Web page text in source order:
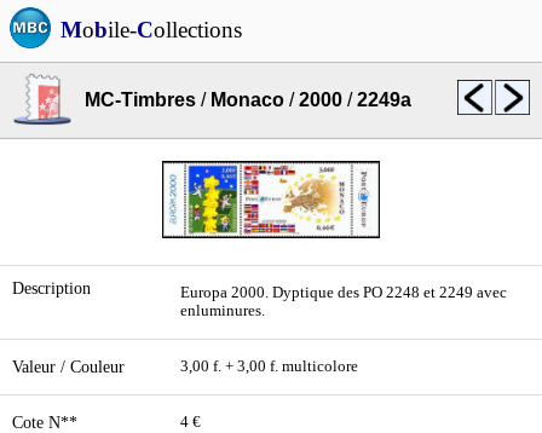
Mobile-Collections
MC-Timbres / Monaco /2000 /2249a
Description
Europa 2000. Dyptique des PO 2248 et 2249 avec
enluminures.
Valeur / Couleur 3,00 f. + 3,00 f. multicolore
Cote N** 4 €